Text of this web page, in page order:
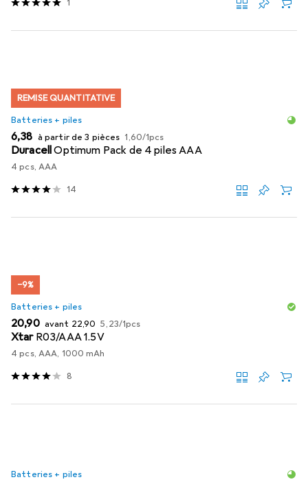
1
REMISE QUANTITATIVE
Batteries + piles
EUR
6,38 à partir de 3 pièces EUR
1,60/1pcs
DuracellOptimum Pack de 4 piles AAA
4 pcs, AAA
14
−9%
Batteries + piles
EUR
20,90 avant EUR
22,90 EUR
5,23/1pcs
Xtar R03/AAA 1.5V
4 pcs, AAA, 1000 mAh
8
Batteries + piles